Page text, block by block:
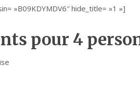
»B09KDYMDV6″ hide_title= »1 »]
pour 4